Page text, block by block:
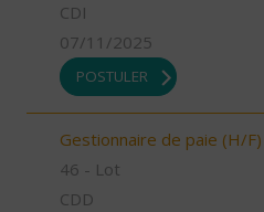
CDI
07/11/2025
POSTULER
Gestionnaire de paie (H/F)
46 - Lot
CDD